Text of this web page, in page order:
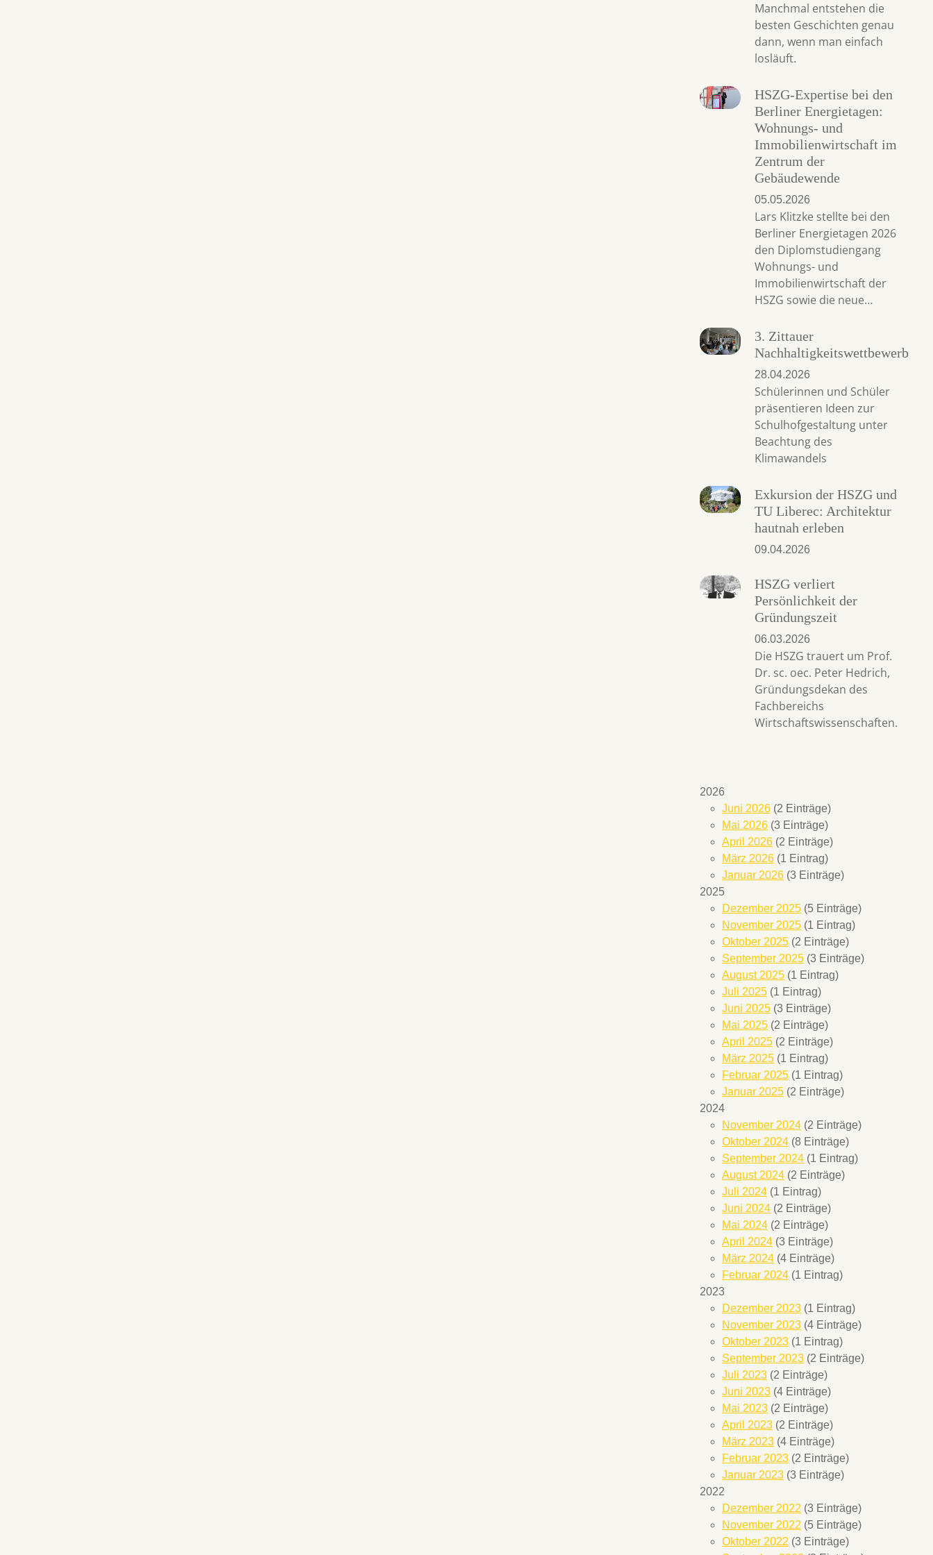
Manchmal entstehen die
besten Geschichten genau
dann, wenn man einfach
losläuft.
HSZG-Expertise bei den
Berliner Energietagen:
Wohnungs- und
Immobilienwirtschaft im
Zentrum der
Gebäudewende
05.05.2026
Lars Klitzke stellte bei den
Berliner Energietagen 2026
den Diplomstudiengang
Wohnungs- und
Immobilienwirtschaft der
HSZG sowie die neue…
3. Zittauer
Nachhaltigkeitswettbewerb
28.04.2026
Schülerinnen und Schüler
präsentieren Ideen zur
Schulhofgestaltung unter
Beachtung des
Klimawandels
Exkursion der HSZG und
TU Liberec: Architektur
hautnah erleben
09.04.2026
HSZG verliert
Persönlichkeit der
Gründungszeit
06.03.2026
Die HSZG trauert um Prof.
Dr. sc. oec. Peter Hedrich,
Gründungsdekan des
Fachbereichs
Wirtschaftswissenschaften.
2026
Juni 2026 (2 Einträge)
Mai 2026 (3 Einträge)
April 2026 (2 Einträge)
März 2026 (1 Eintrag)
Januar 2026 (3 Einträge)
2025
Dezember 2025 (5 Einträge)
November 2025 (1 Eintrag)
Oktober 2025 (2 Einträge)
September 2025 (3 Einträge)
August 2025 (1 Eintrag)
Juli 2025 (1 Eintrag)
Juni 2025 (3 Einträge)
Mai 2025 (2 Einträge)
April 2025 (2 Einträge)
März 2025 (1 Eintrag)
Februar 2025 (1 Eintrag)
Januar 2025 (2 Einträge)
2024
November 2024 (2 Einträge)
Oktober 2024 (8 Einträge)
September 2024 (1 Eintrag)
August 2024 (2 Einträge)
Juli 2024 (1 Eintrag)
Juni 2024 (2 Einträge)
Mai 2024 (2 Einträge)
April 2024 (3 Einträge)
März 2024 (4 Einträge)
Februar 2024 (1 Eintrag)
2023
Dezember 2023 (1 Eintrag)
November 2023 (4 Einträge)
Oktober 2023 (1 Eintrag)
September 2023 (2 Einträge)
Juli 2023 (2 Einträge)
Juni 2023 (4 Einträge)
Mai 2023 (2 Einträge)
April 2023 (2 Einträge)
März 2023 (4 Einträge)
Februar 2023 (2 Einträge)
Januar 2023 (3 Einträge)
2022
Dezember 2022 (3 Einträge)
November 2022 (5 Einträge)
Oktober 2022 (3 Einträge)